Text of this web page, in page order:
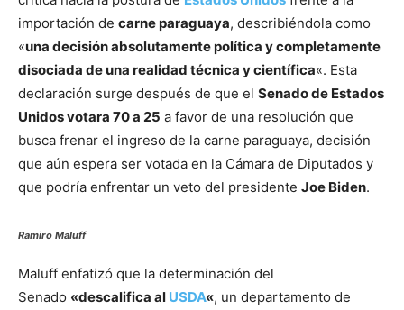
importación de carne paraguaya, describiéndola como
«una decisión absolutamente política y completamente
disociada de una realidad técnica y científica«. Esta
declaración surge después de que el Senado de Estados
Unidos votara 70 a 25 a favor de una resolución que
busca frenar el ingreso de la carne paraguaya, decisión
que aún espera ser votada en la Cámara de Diputados y
que podría enfrentar un veto del presidente Joe Biden.
Ramiro Maluff
Maluff enfatizó que la determinación del
Senado «descalifica al USDA«, un departamento de